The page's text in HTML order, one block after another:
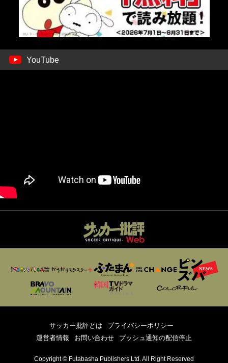
YouTube
サッカー批評とは
プライバシーポリシー
運営者情報
お問い合わせ プッシュ通知の配信停止
Copyright © Futabasha Publishers Ltd. All Right Reserved